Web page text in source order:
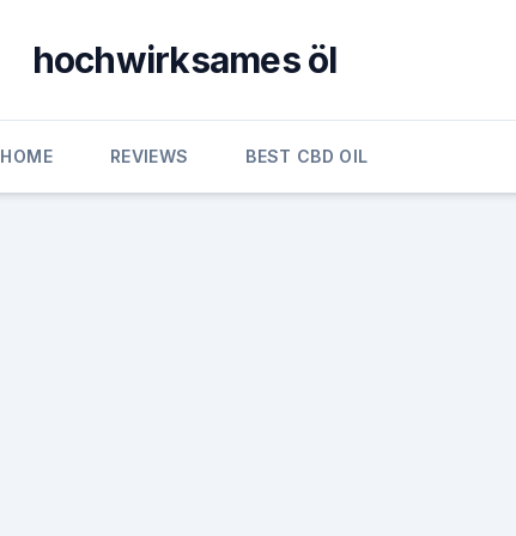
hochwirksames öl
HOME REVIEWS BEST CBD OIL